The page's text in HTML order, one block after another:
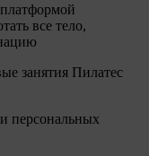
все тело,
занятия Пилатес
персональных